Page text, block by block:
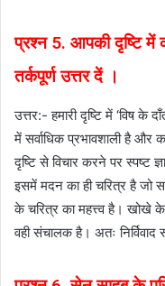
प्रश्न 5. आपकी दृष्टि में
तर्कपूर्ण उत्तर दें ।
उत्तर:- हमारी दृष्टि में ‘विष के
में सर्वाधिक प्रभावशाली है और
दृष्टि से विचार करने पर स्पष्ट
इसमें मदन का ही चरित्र है जो
के चरित्र का महत्त्व है। खोखे के
वही संचालक है। अतः